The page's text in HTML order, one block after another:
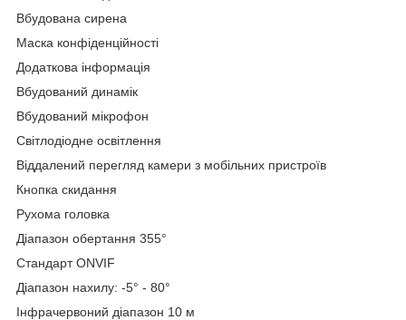
Вбудована сирена
Маска конфіденційності
Додаткова інформація
Вбудований динамік
Вбудований мікрофон
Світлодіодне освітлення
Віддалений перегляд камери з мобільних пристроїв
Кнопка скидання
Рухома головка
Діапазон обертання 355°
Стандарт ONVIF
Діапазон нахилу: -5° - 80°
Інфрачервоний діапазон 10 м